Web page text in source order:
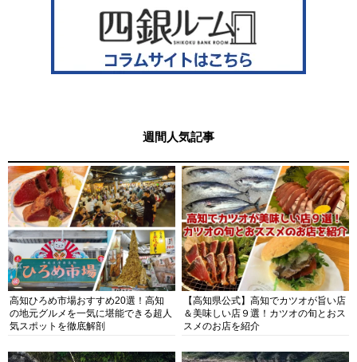
週間人気記事
高知ひろめ市場おすすめ20選！高知
の地元グルメを一気に堪能できる超人
気スポットを徹底解剖
【高知県公式】高知でカツオが旨い店
＆美味しい店９選！カツオの旬とおス
スメのお店を紹介